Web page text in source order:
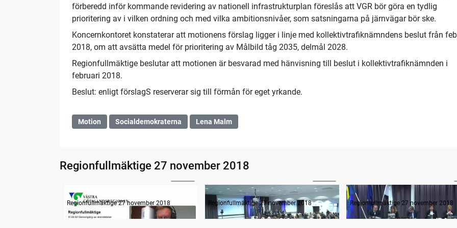
förberedd inför kommande revidering av nationell infrastrukturplan föreslås att VGR bör göra en tydlig
prioritering av i vilken ordning och med vilka ambitionsnivåer, som satsningarna på järnvägar bör ske.
Koncernkontoret konstaterar att motionens förslag ligger i linje med kollektivtrafiknämndens beslut från
2018, om att avsätta medel för prioritering av Målbild tåg 2035, delmål 2028.
Regionfullmäktige beslutar att motionen är besvarad med hänvisning till beslut i kollektivtrafiknämnden i
februari 2018.
Beslut: enligt förslagS reserverar sig till förmån för eget yrkande.
Motion Socialdemokraterna Lena Malm
Regionfullmäktige 27 november 2018
Information
Regionfullmäktige 27 november 2018
Inledande formalia
Regionfullmäktige 27 november 2018 Regionfullmäktige 27 november 2018